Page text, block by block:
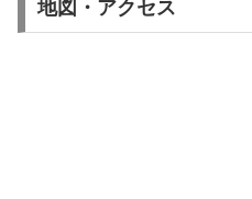
地図・アクセス